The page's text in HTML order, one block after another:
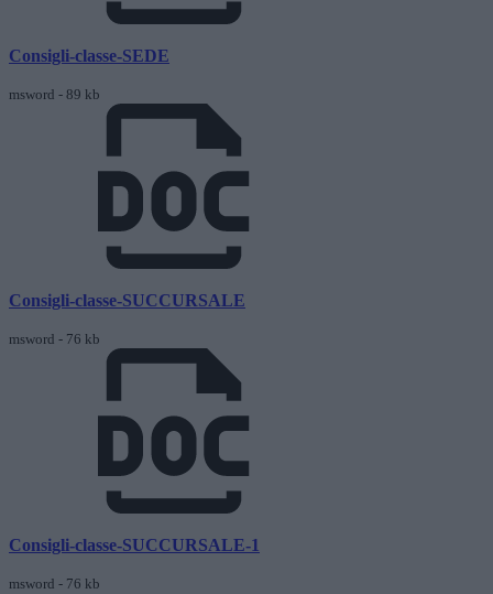
Consigli-classe-SEDE
msword - 89 kb
Consigli-classe-SUCCURSALE
msword - 76 kb
Consigli-classe-SUCCURSALE-1
msword - 76 kb